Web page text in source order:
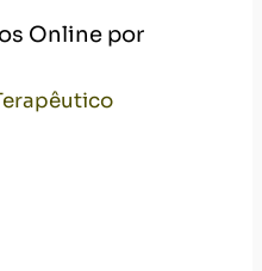
Online por